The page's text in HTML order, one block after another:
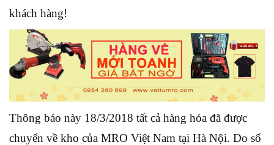
khách hàng!
Thông báo này 18/3/2018 tất cả hàng hóa đã được
chuyển về kho của MRO Việt Nam tại Hà Nội. Do số